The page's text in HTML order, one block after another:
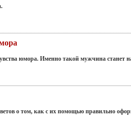
юмора. Именно такой мужчина станет
о том, как с их помощью правильно